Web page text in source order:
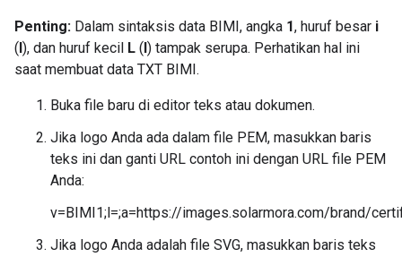
Penting: Dalam sintaksis data BIMI, angka 1, huruf besar i
(I), dan huruf kecil L (l) tampak serupa. Perhatikan hal ini
saat membuat data TXT BIMI.
Buka file baru di editor teks atau dokumen.
Jika logo Anda ada dalam file PEM, masukkan baris
teks ini dan ganti URL contoh ini dengan URL file PEM
Anda:
v=BIMI1;l=;a=https://images.solarmora.com/brand/
Jika logo Anda adalah file SVG, masukkan baris teks